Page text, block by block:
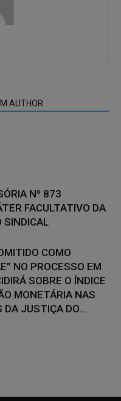
AUTHOR
Nº 873
FACULTATIVO DA
SINDICAL
COMO
NO PROCESSO EM
SOBRE O ÍNDICE
MONETÁRIA NAS
DA JUSTIÇA DO...